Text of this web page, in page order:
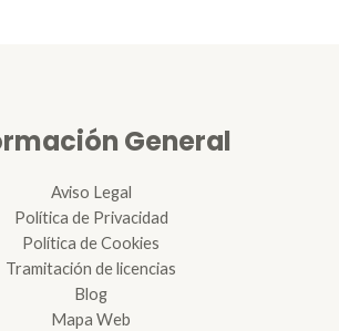
General
Aviso Legal
Política de Privacidad
Política de Cookies
Tramitación de licencias
Blog
Mapa Web